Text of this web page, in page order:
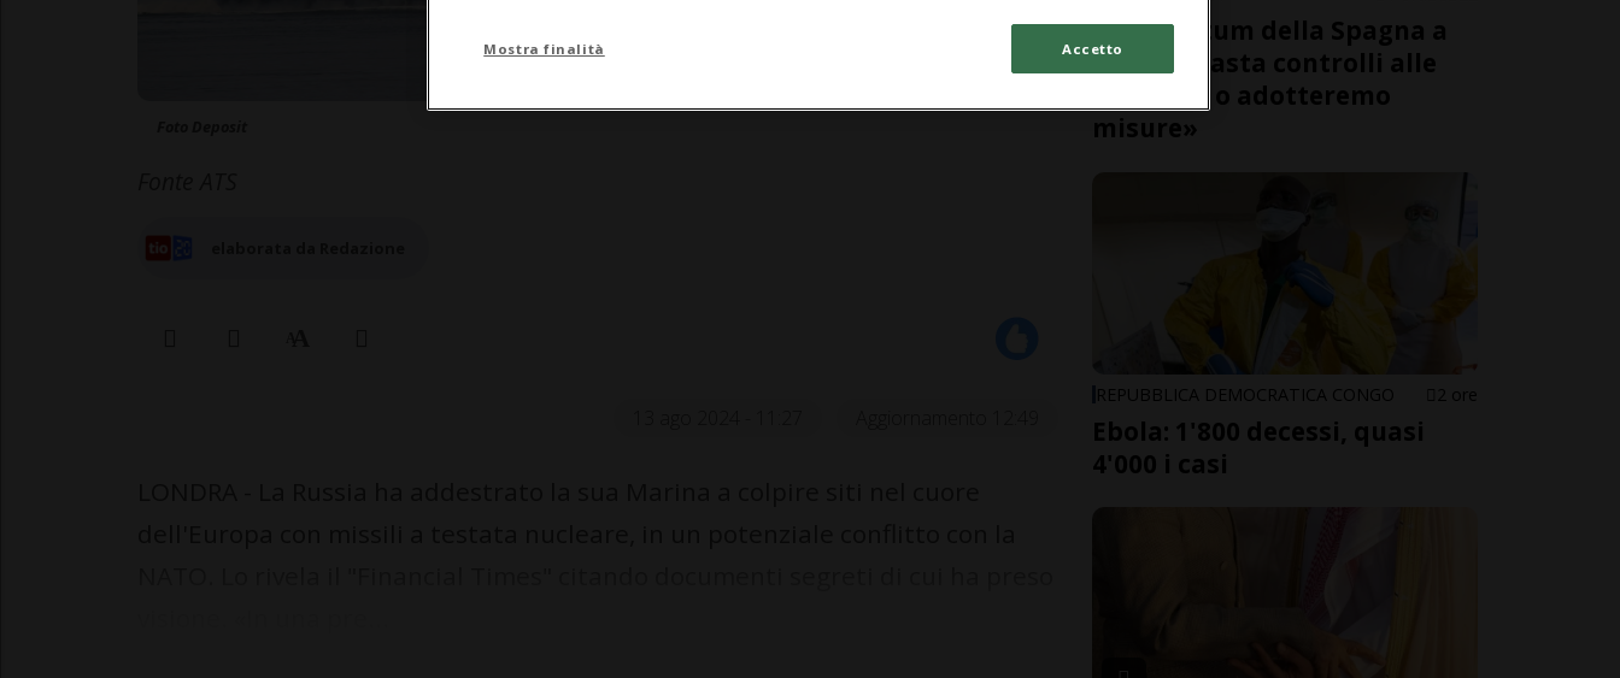
L'ultimatum della Spagna a
Roma: «Basta controlli alle
frontiere o adotteremo
misure»
REPUBBLICA DEMOCRATICA CONGO 2 ore
Ebola: 1'800 decessi, quasi
4'000 i casi
Mostra finalità Accetto